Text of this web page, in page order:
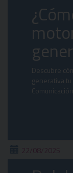
Descubre
generativa
22/08/2025